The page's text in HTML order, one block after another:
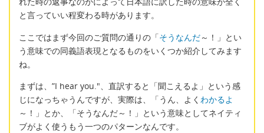
と言っていい程変わる時があります。
ここではまず今回のご質問の通りの「そうなんだ～！」とい
う意味での同義語表現となるものをいくつか紹介してみます
ね。
まずは、”I hear you."、直訳すると「聞こえるよ」という感
じになっちゃうんですが、実際は、「うん、よく わかるよ
～！」とか、「そうなんだ～！」という意味としてネイティ
ブがよく使うもう一つのパターンなんです。